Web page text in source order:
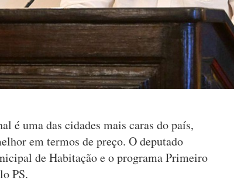
é uma das cidades mais caras do país,
em termos de preço. O deputado
de Habitação e o programa Primeiro
PS.